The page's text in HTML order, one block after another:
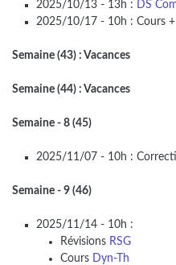
2025/10/13 - 13h :
DS
2025/10/17 - 10h : Cours +
Semaine (43) : Vacances
Semaine (44) : Vacances
Semaine - 8 (45)
2025/11/07 - 10h :
Semaine - 9 (46)
2025/11/14 - 10h :
Révisions RSG
Cours
Dyn-Th